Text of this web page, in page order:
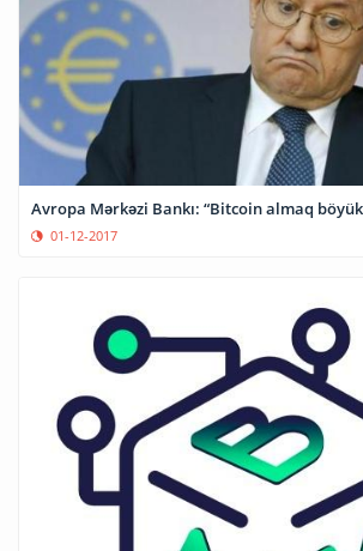
Avropa Mərkəzi Bankı: “Bitcoin almaq
01-12-2017